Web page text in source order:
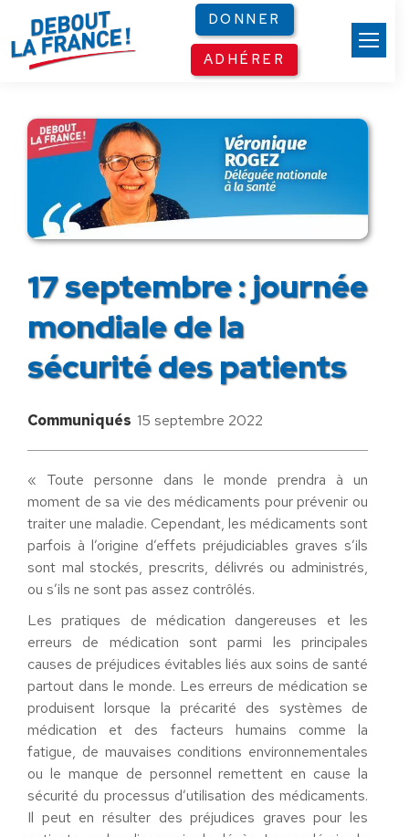
DONNER
ADHÉRER
17 septembre : journée
mondiale de la
sécurité des patients
Communiqués 15 septembre 2022
« Toute personne dans le monde prendra à un
moment de sa vie des médicaments pour prévenir ou
traiter une maladie. Cependant, les médicaments sont
parfois à l’origine d’effets préjudiciables graves s’ils
sont mal stockés, prescrits, délivrés ou administrés,
ou s’ils ne sont pas assez contrôlés.
Les pratiques de médication dangereuses et les
erreurs de médication sont parmi les principales
causes de préjudices évitables liés aux soins de santé
partout dans le monde. Les erreurs de médication se
produisent lorsque la précarité des systèmes de
médication et des facteurs humains comme la
fatigue, de mauvaises conditions environnementales
ou le manque de personnel remettent en cause la
sécurité du processus d’utilisation des médicaments.
Il peut en résulter des préjudices graves pour les
Panneau de gestion des cookies